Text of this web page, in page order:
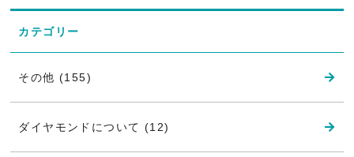
カテゴリー
その他 (155)
ダイヤモンドについて (12)